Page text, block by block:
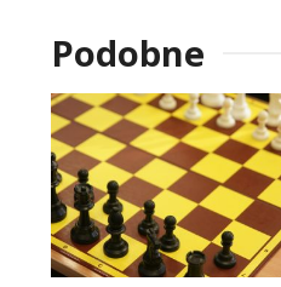
Podobne